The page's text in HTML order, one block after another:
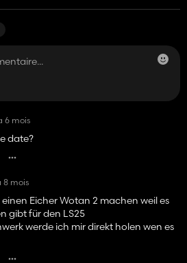
6 mois
date?
8 mois
Eicher Wotan 2 machen weil es
gibt für den LS25
werde ich mir direkt holen wen es